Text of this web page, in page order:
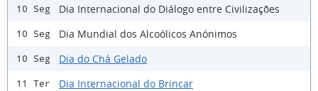
10 Seg Dia Internacional do Diálogo entre Civilizações
10 Seg Dia Mundial dos Alcoólicos Anónimos
10 Seg Dia do Chá Gelado
11 Ter Dia Internacional do Brincar